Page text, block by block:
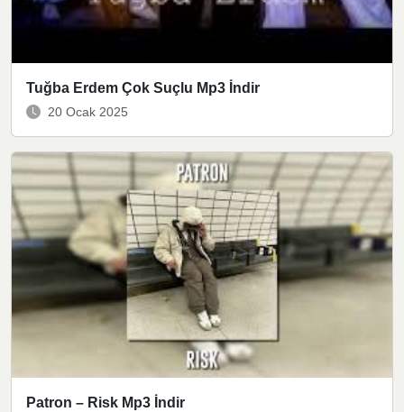
Tuğba Erdem Çok Suçlu Mp3 İndir
20 Ocak 2025
Patron – Risk Mp3 İndir